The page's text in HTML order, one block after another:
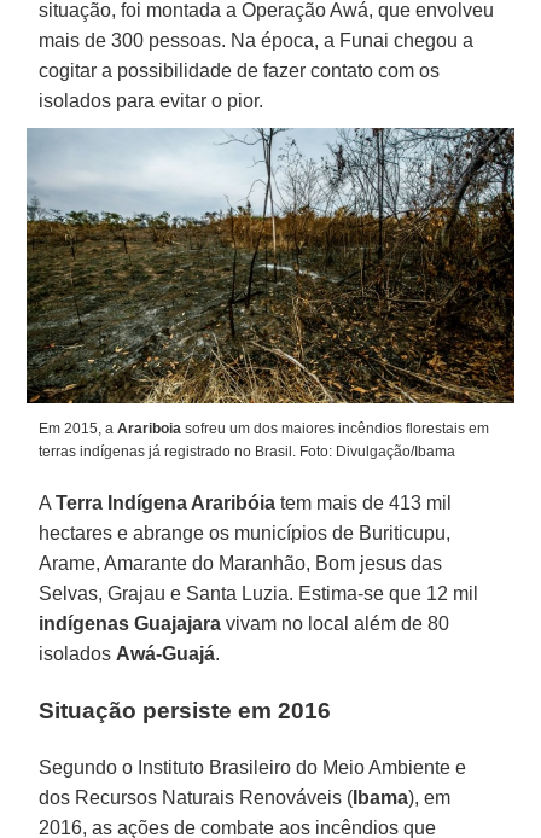
situação, foi montada a Operação Awá, que envolveu
mais de 300 pessoas. Na época, a Funai chegou a
cogitar a possibilidade de fazer contato com os
isolados para evitar o pior.
Em 2015, aArariboia sofreu um dos maiores incêndios florestais em
terras indígenas já registrado no Brasil. Foto: Divulgação/Ibama
ATerra Indígena Araribóia tem mais de 413 mil
hectares e abrange os municípios de Buriticupu,
Arame, Amarante do Maranhão, Bom jesus das
Selvas, Grajau e Santa Luzia. Estima-se que 12 mil
indígenas Guajajara vivam no local além de 80
isolados Awá-Guajá.
Situação persiste em 2016
Segundo o Instituto Brasileiro do Meio Ambiente e
dos Recursos Naturais Renováveis ( Ibama), em
2016, as ações de combate aos incêndios que